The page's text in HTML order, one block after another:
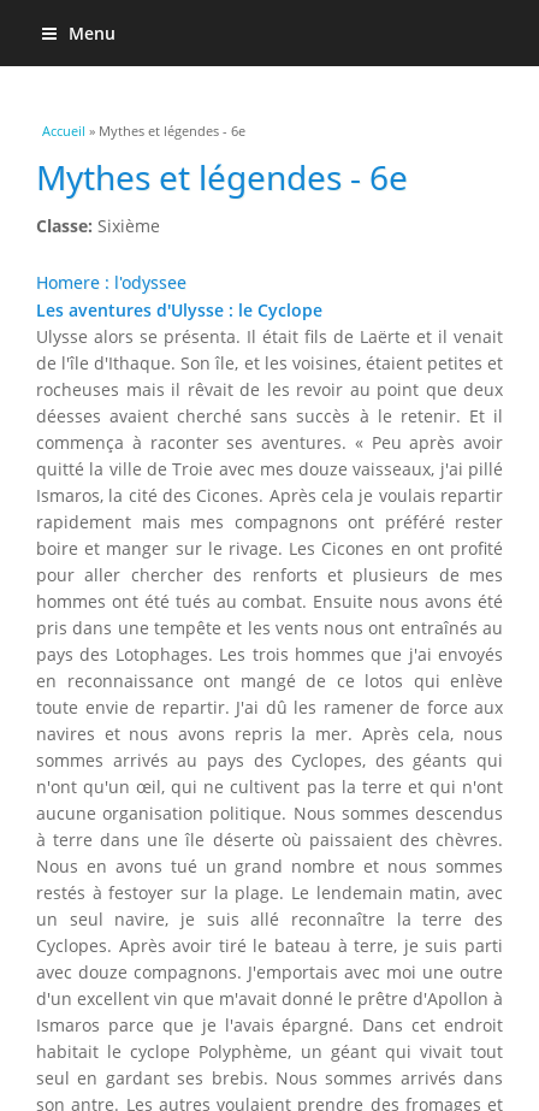
Menu
Vous êtes ici
Accueil » Mythes et légendes - 6e
Mythes et légendes - 6e
Classe: Sixième
Homere : l'odyssee
Les aventures d'Ulysse : le Cyclope
Ulysse alors se présenta. Il était fils de Laërte et il venait
de l'île d'Ithaque. Son île, et les voisines, étaient petites et
rocheuses mais il rêvait de les revoir au point que deux
déesses avaient cherché sans succès à le retenir. Et il
commença à raconter ses aventures. « Peu après avoir
quitté la ville de Troie avec mes douze vaisseaux, j'ai pillé
Ismaros, la cité des Cicones. Après cela je voulais repartir
rapidement mais mes compagnons ont préféré rester
boire et manger sur le rivage. Les Cicones en ont profité
pour aller chercher des renforts et plusieurs de mes
hommes ont été tués au combat. Ensuite nous avons été
pris dans une tempête et les vents nous ont entraînés au
pays des Lotophages. Les trois hommes que j'ai envoyés
en reconnaissance ont mangé de ce lotos qui enlève
toute envie de repartir. J'ai dû les ramener de force aux
navires et nous avons repris la mer. Après cela, nous
sommes arrivés au pays des Cyclopes, des géants qui
n'ont qu'un œil, qui ne cultivent pas la terre et qui n'ont
aucune organisation politique. Nous sommes descendus
à terre dans une île déserte où paissaient des chèvres.
Nous en avons tué un grand nombre et nous sommes
restés à festoyer sur la plage. Le lendemain matin, avec
un seul navire, je suis allé reconnaître la terre des
Cyclopes. Après avoir tiré le bateau à terre, je suis parti
avec douze compagnons. J'emportais avec moi une outre
d'un excellent vin que m'avait donné le prêtre d'Apollon à
Ismaros parce que je l'avais épargné. Dans cet endroit
habitait le cyclope Polyphème, un géant qui vivait tout
seul en gardant ses brebis. Nous sommes arrivés dans
son antre. Les autres voulaient prendre des fromages et